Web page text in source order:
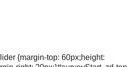
{margin-top: 60px;height: